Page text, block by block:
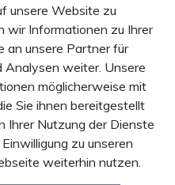
unsere Website zu
wir Informationen zu Ihrer
an unsere Partner für
Analysen weiter. Unsere
möglicherweise mit
Sie ihnen bereitgestellt
Ihrer Nutzung der Dienste
zu unseren
weiterhin nutzen.